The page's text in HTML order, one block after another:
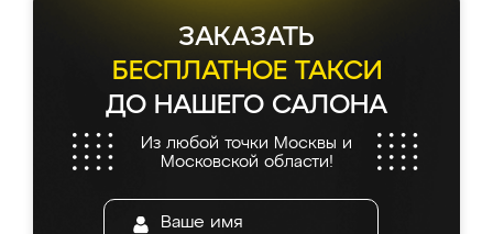
ЗАКАЗАТЬ
БЕСПЛАТНОЕ ТАКСИ
ДО НАШЕГО САЛОНА
Из любой точки Москвы и
Московской области!